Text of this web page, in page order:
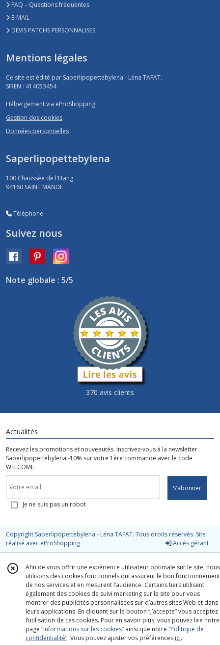
FAQ – Questions fréquentes
E-MAIL
DEVIS PATCHS PERSONNALISES
Mentions légales
Ce site est édité par Saperlipopettebylena - Léna TAFAT.
SIREN : 414053454
Hébergement via eProShopping
Gestion des cookies
Données personnelles
Saperlipopettebylena
100 Chaussée de l'Etang
94160 SAINT MANDE
Téléphone
Suivez nous
Note globale : 5/5
370 avis clients
Actualités
Recevez les promotions et nouveautés. Inscrivez-vous à la newsletter
Saperlipopettebylena -10% sur votre 1ère commande avec le code
WELCOME
S'abonner
Je ne suis pas un robot
Copyright Saperlipopettebylena - Léna TAFAT. Tous droits réservés. Site
réalisé avec eProShopping Accès gérant
Afin de vous offrir une expérience utilisateur optimale sur le site, nous
utilisons des cookies fonctionnels qui assurent le bon fonctionnement
de nos services et en mesurent l’audience. Certains tiers utilisent
également des cookies de suivi marketing sur le site pour vous
montrer des publicités personnalisées sur d’autres sites Web et dans
leurs applications. En cliquant sur le bouton “J’accepte” vous acceptez
l’utilisation de ces cookies. Pour en savoir plus, vous pouvez lire notre
page “Informations sur les cookies” ainsi que notre “Politique de
confidentialité“. Vous pouvez ajuster vos préférences ici.